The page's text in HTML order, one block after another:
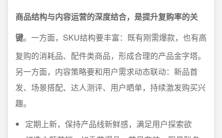
商品结构与内容运营的深度结合，是提升复购率的关
键。一方面，SKU结构要丰富：既有刚需爆款，也有高
复购的消耗品、配件类商品，形成合理的产品金字塔。
另一方面，内容策略要和用户需求动态联动：新品首
发、场景搭配、达人测评、用户晒单，持续激发购买兴
趣。
定期上新，保持产品线新鲜感，满足用户探索欲